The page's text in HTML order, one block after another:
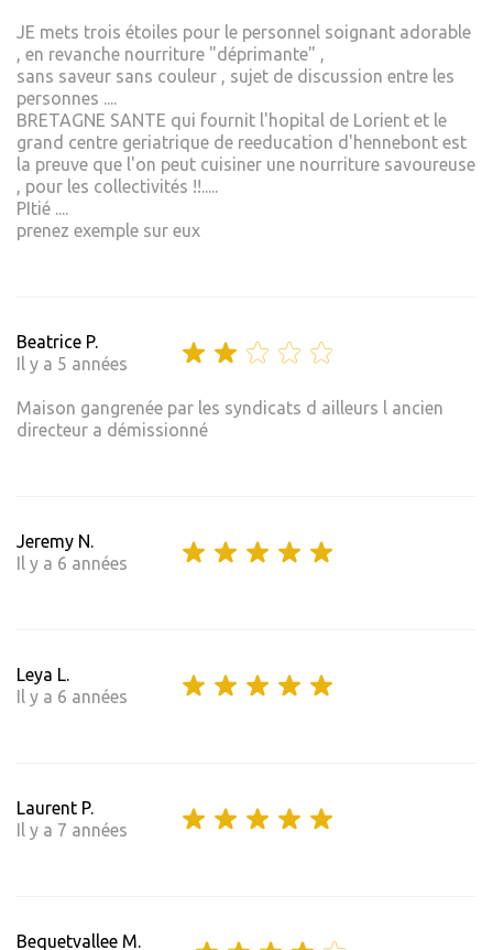
JE mets trois étoiles pour le personnel soignant adorable
, en revanche nourriture "déprimante" ,
sans saveur sans couleur , sujet de discussion entre les
personnes ....
BRETAGNE SANTE qui fournit l'hopital de Lorient et le
grand centre geriatrique de reeducation d'hennebont est
la preuve que l'on peut cuisiner une nourriture savoureuse
, pour les collectivités !!.....
PItié ....
prenez exemple sur eux
Beatrice P.
Il y a 5 années
Maison gangrenée par les syndicats d ailleurs l ancien
directeur a démissionné
Jeremy N.
Il y a 6 années
Leya L.
Il y a 6 années
Laurent P.
Il y a 7 années
Bequetvallee M.